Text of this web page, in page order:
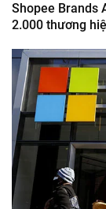
Shopee Brands
2.000 thương